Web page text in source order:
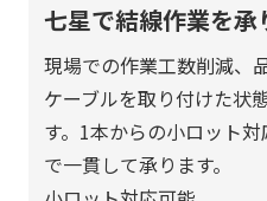
七星で結線作業を承
現場での作業工数削減、
ケーブルを取り付けた状
す。1本からの小ロット
で一貫して承ります。